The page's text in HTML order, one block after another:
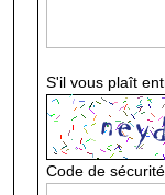
S'il vous plaît
Code de